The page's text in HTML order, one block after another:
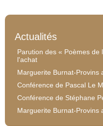
Actualités
Parution des « Poèmes
l'achat
Marguerite Burnat-Provins
Conférence de Pascal Le
Conférence de Stéphane
Marguerite Burnat-Provins